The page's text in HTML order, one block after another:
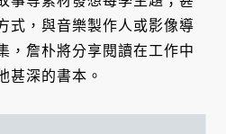
式，與音樂製作人或影像導
，詹朴將分享閱讀在工作中
甚深的書本。